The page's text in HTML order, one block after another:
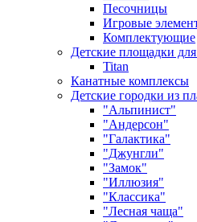
Песочницы
Игровые
Комплектующие
Детские площадки
Titan
Канатные комплексы
Детские городки из
"Альпинист"
"Андерсон"
"Галактика"
"Джунгли"
"Замок"
"Иллюзия"
"Классика"
"Лесная чаща"